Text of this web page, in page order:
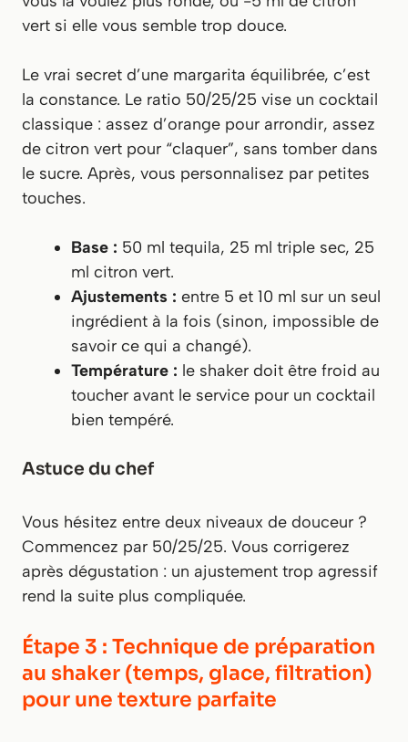
vert si elle vous semble trop douce.
Le vrai secret d’une margarita équilibrée, c’est
la constance. Le ratio 50/25/25 vise un cocktail
classique : assez d’orange pour arrondir, assez
de citron vert pour “claquer”, sans tomber dans
le sucre. Après, vous personnalisez par petites
touches.
Base : 50 ml tequila, 25 ml triple sec, 25
ml citron vert.
Ajustements : entre 5 et 10 ml sur un seul
ingrédient à la fois (sinon, impossible de
savoir ce qui a changé).
Température : le shaker doit être froid au
toucher avant le service pour un cocktail
bien tempéré.
Astuce du chef
Vous hésitez entre deux niveaux de douceur ?
Commencez par 50/25/25. Vous corrigerez
après dégustation : un ajustement trop agressif
rend la suite plus compliquée.
Étape 3 : Technique de préparation
au shaker (temps, glace, filtration)
pour une texture parfaite